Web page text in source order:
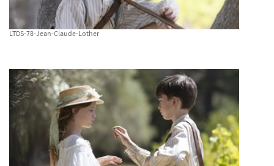
LTDS-78-Jean-Claude-Lother